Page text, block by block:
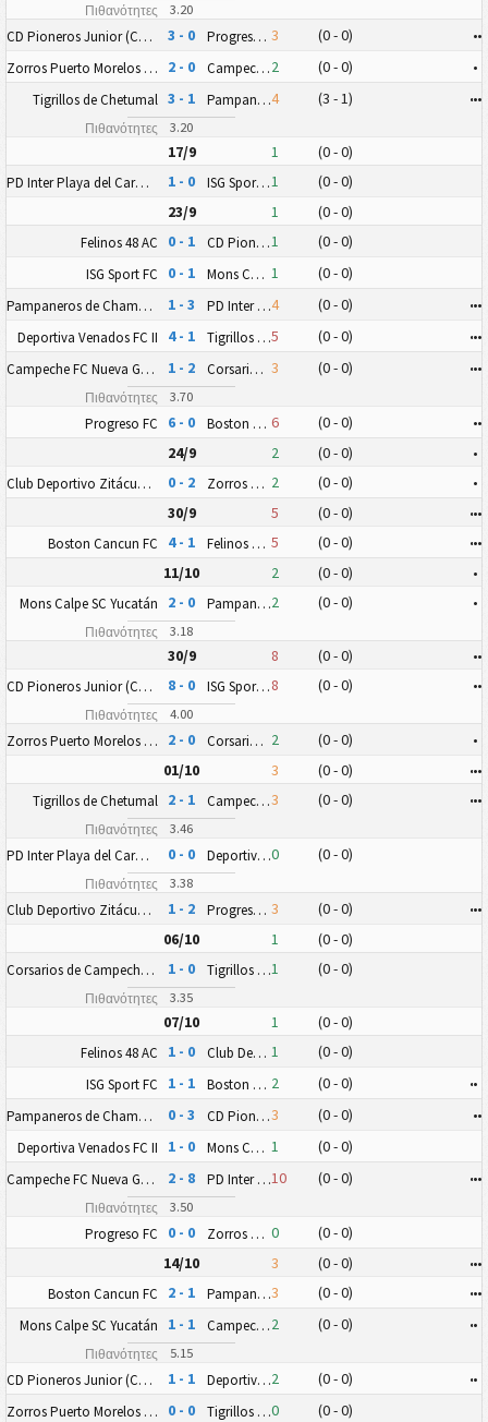
Πιθανότητες 3.20
CD Pioneros Junior (CD Pioneros de Cancún II) 3 - 0 Progreso FC 3 (0 - 0) ••
Zorros Puerto Morelos FC 2 - 0 Campeche FC Nueva Generación2 (0 - 0) •
Tigrillos de Chetumal
Πιθανότητες
3 - 1
3.20
Pampaneros de Champotón FC4 (3 - 1) •••
17/9 1 (0 - 0)
PD Inter Playa del Carmen AC II 1 - 0 ISG Sport FC1
(0 - 0)
23/9
1 (0 - 0)
Felinos 48 AC 0 - 1 CD Pioneros Junior (CD Pioneros de Cancún II)1 (0 - 0)
ISG Sport FC 0 - 1 Mons Calpe SC Yucatán 1 (0 - 0)
Pampaneros de Champotón FC 1 - 3 PD Inter Playa del Carmen AC II4 (0 - 0) •••
Deportiva Venados FC II 4 - 1 Tigrillos de Chetumal5 (0 - 0) •••
Campeche FC Nueva Generación
Πιθανότητες
1 - 2
3.70
Corsarios de Campeche FC 3 (0 - 0) •••
Progreso FC 6 - 0 Boston Cancun FC 6 (0 - 0) ••
24/9
2 (0 - 0) •
Club Deportivo Zitácuaro II 0 - 2 Zorros Puerto Morelos FC 2 (0 - 0)
•
30/9
5 (0 - 0) •••
Boston Cancun FC 4 - 1 Felinos 48 AC 5 (0 - 0) •••
11/10
2 (0 - 0) •
Mons Calpe SC Yucatán
Πιθανότητες
2 - 0
3.18
Pampaneros de Champotón FC2 (0 - 0) •
30/9 8 (0 - 0) ••
CD Pioneros Junior (CD Pioneros de Cancún II)
Πιθανότητες
8 - 0
4.00
ISG Sport FC8 (0 - 0) ••
Zorros Puerto Morelos FC 2 - 0 Corsarios de Campeche FC 2 (0 - 0)
•
01/10
3 (0 - 0) •••
Tigrillos de Chetumal
Πιθανότητες
2 - 1
3.46
Campeche FC Nueva Generación3 (0 - 0) •••
PD Inter Playa del Carmen AC II
Πιθανότητες
0 - 0
3.38
Deportiva Venados FC II0 (0 - 0)
Club Deportivo Zitácuaro II 1 - 2 Progreso FC 3 (0 - 0) •••
06/10
1 (0 - 0)
Corsarios de Campeche FC
Πιθανότητες
1 - 0
3.35
Tigrillos de Chetumal1 (0 - 0)
07/10 1 (0 - 0)
Felinos 48 AC 1 - 0 Club Deportivo Zitácuaro II 1 (0 - 0)
ISG Sport FC 1 - 1 Boston Cancun FC 2 (0 - 0) ••
Pampaneros de Champotón FC 0 - 3 CD Pioneros Junior (CD Pioneros de Cancún II)3 (0 - 0) ••
Deportiva Venados FC II 1 - 0 Mons Calpe SC Yucatán 1 (0 - 0)
Campeche FC Nueva Generación
Πιθανότητες
2 - 8
3.50
PD Inter Playa del Carmen AC II10 (0 - 0) •••
Progreso FC 0 - 0 Zorros Puerto Morelos FC 0
(0 - 0)
14/10
3 (0 - 0) •••
Boston Cancun FC 2 - 1 Pampaneros de Champotón FC3 (0 - 0) •••
Mons Calpe SC Yucatán
Πιθανότητες
1 - 1
5.15
Campeche FC Nueva Generación2 (0 - 0) ••
CD Pioneros Junior (CD Pioneros de Cancún II) 1 - 1 Deportiva Venados FC II2 (0 - 0) ••
Zorros Puerto Morelos FC 0 - 0 Tigrillos de Chetumal0 (0 - 0)